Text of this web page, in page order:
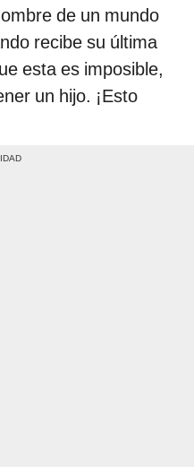
de un mundo
recibe su última
esta es imposible,
un hijo. ¡Esto